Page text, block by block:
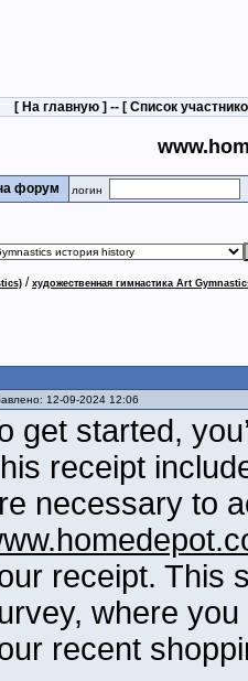
[ На главную ] -- [ Список
форум логин
/ художественная гимнастика Art
12-09-2024 12:06
get started,
receipt
necessary to
receipt. This
where
recent